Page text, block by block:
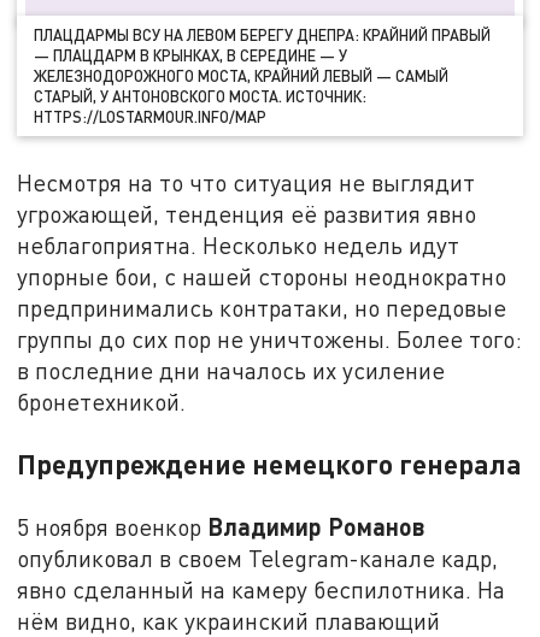
ПЛАЦДАРМЫ ВСУ НА ЛЕВОМ БЕРЕГУ ДНЕПРА: КРАЙНИЙ ПРАВЫЙ
— ПЛАЦДАРМ В КРЫНКАХ, В СЕРЕДИНЕ — У
ЖЕЛЕЗНОДОРОЖНОГО МОСТА, КРАЙНИЙ ЛЕВЫЙ — САМЫЙ
СТАРЫЙ, У АНТОНОВСКОГО МОСТА. ИСТОЧНИК:
HTTPS://LOSTARMOUR.INFO/MAP
Несмотря на то что ситуация не выглядит
угрожающей, тенденция её развития явно
неблагоприятна. Несколько недель идут
упорные бои, с нашей стороны неоднократно
предпринимались контратаки, но передовые
группы до сих пор не уничтожены. Более того:
в последние дни началось их усиление
бронетехникой.
Предупреждение немецкого генерала
5 ноября военкор Владимир Романов
опубликовал в своем Telegram-канале кадр,
явно сделанный на камеру беспилотника. На
нём видно, как украинский плавающий